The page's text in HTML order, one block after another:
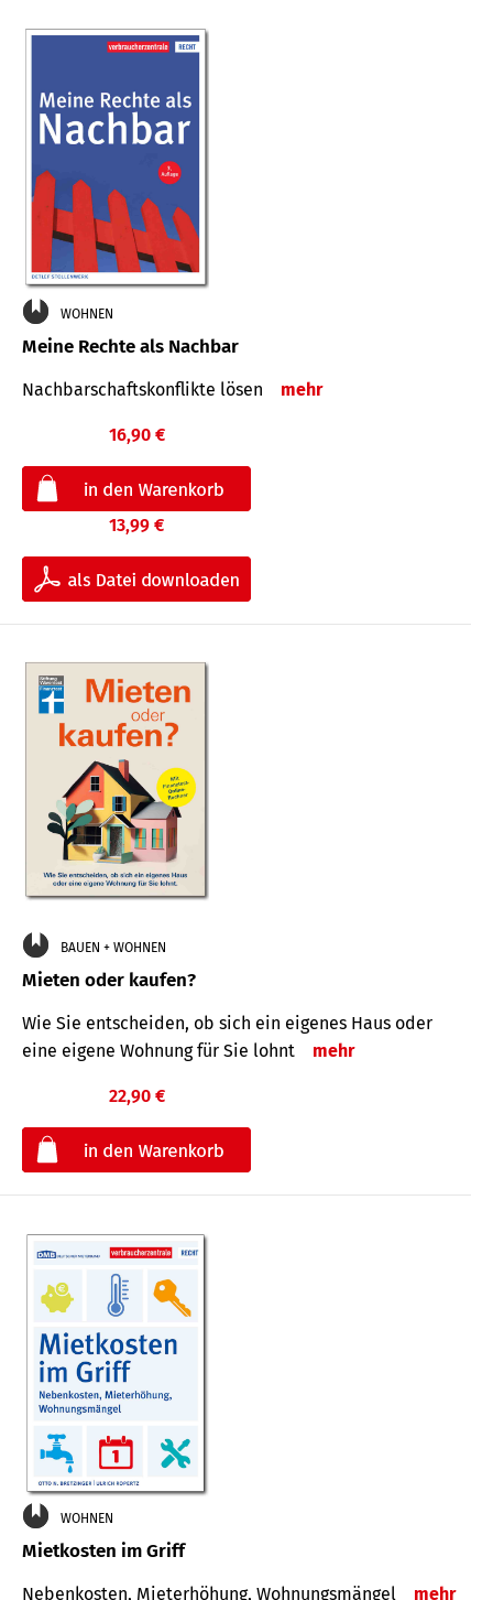
WOHNEN
Meine Rechte als Nachbar
Nach­bar­schafts­konflikte lösen mehr
16,90 €
13,99 €
BAUEN + WOHNEN
Mieten oder kaufen?
Wie Sie entscheiden, ob sich ein eigenes Haus oder
eine eigene Wohnung für Sie lohnt
mehr
22,90 €
WOHNEN
Mietkosten im Griff
Nebenkosten, Mieterhöhung, Wohnungsmängel mehr